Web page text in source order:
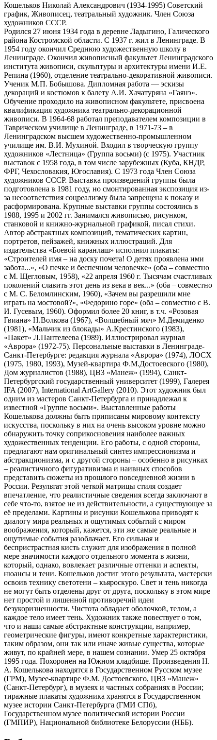
Кошельков Николай Александрович (1934-1995) Советский
график, Живописец, театральный художник. Член Союза
художников СССР.
Родился 27 июня 1934 года в деревне Ладыгино, Галического
района Костромской области. С 1937 г. жил в Ленинграде. В
1954 году окончил Среднюю художественную школу в
Ленинграде. Окончил живописный факультет Ленинградского
института живописи, скульптуры и архитектуры имени И.Е.
Репина (1960), отделение театрально-декоративной живописи.
Ученик М.П. Бобышова. Дипломная работа — эскизы
декораций и костюмов к балету А.И. Хачатуряна «Гаянэ».
Обучение проходило на живописном факультете, присвоена
квалификация художника театрально-декорационной
живописи. В 1964-68 работал преподавателем композиции в
Таврическом училище в Ленинграде, в 1971-73 – в
Ленинградском высшем художественно-промышленном
училище им. В.И. Мухиной. Входил в творческую группу
художников «Лестница» (Группа восьми) (с 1975). Участник
выставок с 1958 года, в том числе зарубежных (Куба, КНДР,
ФРГ, Чехословакия, Югославия). С 1973 года Член Союза
художников СССР. Выставка произведений группы была
подготовлена в 1981 году, но смонтированная экспозиция из-
за несоответствия соцреализму была запрещена к показу и
расформирована. Крупные выставки группы состоялись в
1988, 1995 и 2002 гг. Занимался живописью, рисунком,
станковой и книжно-журнальной графикой, писал стихи.
Автор абстрактных композиций, тематических картин,
портретов, пейзажей, книжных иллюстраций. Для
издательства «Боевой каранлаш» исполнил плакаты:
«Строителей имя – на доску почета! О детях проявлена ими
забота...», «О печке и беспечном человечке» (оба – совместно
с М. Щегловым, 1958), «22 апреля 1960 г. Тысячам счастливых
поколений славить этот день из века в век...» (оба – совместно
с М. С. Беломлинским, 1960), «Зачем вы разрешили мне
играть на мостовой?», «Федорино горе» (оба – совместно с В.
И. Гусевым, 1960). Оформил более 20 книг, в т.ч. «Розовая
Гвиана» Н.Волкова (1967), «Волшебный мяч» М.Демиденко
(1981), «Мальчик из блокады» А.Крестинского (1983),
«Пакет» Л.Пантелеева (1989). Иллюстрировал журнал
«Аврора» (1972-75). Персональные выставки в Ленинграде-
Санкт-Петербурге: редакция журнала «Аврора» (1974), ЛОСХ
(1975, 1980, 1993), Музей-квартира Ф.М.Достоевского (1980),
Дом журналистов (1988), ЦВЗ «Манеж» (1994), Санкт-
Петербургский государственный университет (1999), Галерея
IFA (2007), International ArtGallery (2010). Этот художник был
одним из мастеров Санкт-Петербурга и принадлежал к
известной «Группе восьми». Выставленные работы
Кошелькова должны быть приписаны мировому контексту
искусства, поскольку в них на очень высоком уровне можно
обнаружить точку соприкосновения наиболее важных
художественных тенденции. Его работы, с одной стороны,
предлагают нам оригинальный синтез импрессионизма и
абстракционизма, и с другой стороны – особенно в рисунках
– реалистичного фигуративизма и наивных способов
представить сюжеты из прошлого повседневной жизни в
России. Результат этой четкой матрицы стиля создает
впечатление, что реалистичные сведения всегда заключают в
себе что-то, взятое не из действительности, а существующее за
её пределами. Картины и рисунки Кошелькова приводят к
диалогу мира реальных и ощутимых событий с миром
воображения, который, кажется, эти же самые реальные и
ощутимые события разоблачает. Его сильная и
беспристрастная кисть служит для изображения в полной
мере значимости каждого отдельного момента в жизни,
который, однако, вовлекает различные оттенки и аспекты,
нюансы и тени. Кошельков достиг этого результата, мастерски
освоив технику светотени – кьяроскуро. Свет и тень никогда
не могут быть отделены друг от друга, поскольку в этом мире
нет простой и лишенной противоречий идеи
безукоризненности. Чистота обладает оболочкой, телом, а
каждое тело имеет тень. Художник также повествует о том,
что и наши самые абстрактные конструкции, например,
геометрические фигуры, имеют конкретные характеристики,
таким образом, они так или иначе живые существа, которые
живут, по крайней мере, в нашем сознании. Умер 25 октября
1995 года. Похоронен на Южном кладбище. Произведения Н.
А. Кошелькова находятся в Государственном Русском музее
(ГРМ), Музее-квартире Ф.М. Достоевского, ЦВЗ «Манеж»
(Санкт-Петербург), в музеях и частных собраниях в России;
тиражные плакаты художника хранятся в Государственном
музее истории Санкт-Петербурга (ГМИ СПб),
Государственном музее политической истории России
(ГМПИР), Национальной библиотеке Белоруссии (НББ).